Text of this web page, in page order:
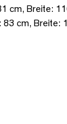
cm, Breite:
83 cm, Breite: